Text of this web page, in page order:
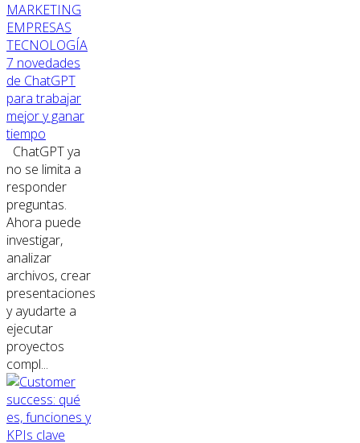
MARKETING
EMPRESAS
TECNOLOGÍA
7 novedades
de ChatGPT
para trabajar
mejor y ganar
tiempo
ChatGPT ya
no se limita a
responder
preguntas.
Ahora puede
investigar,
analizar
archivos, crear
presentaciones
y ayudarte a
ejecutar
proyectos
compl...